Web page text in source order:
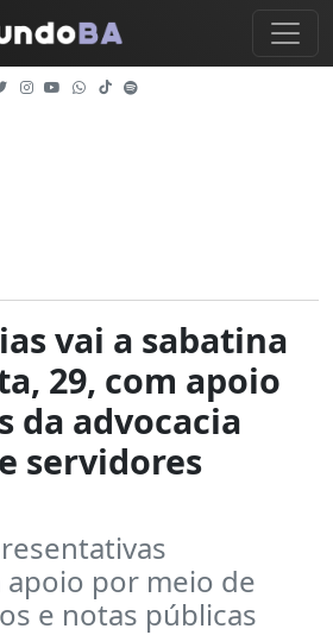
vai a sabatina
29, com apoio
da advocacia
servidores
por meio de
e notas públicas